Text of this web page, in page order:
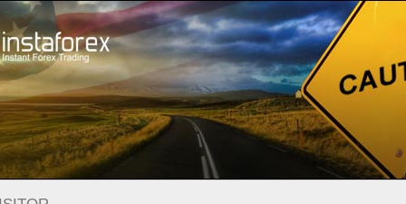
ngay lập tức Tải nền tảng giao dịch Metatrader
người mới bắt
đầu
Dành cho nhà đầu
tư
Dành cho đối tác Các